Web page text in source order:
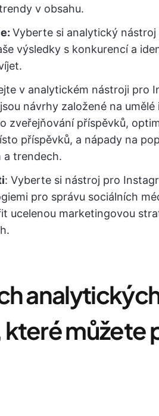
v obsahu.
Vyberte si analytický
výsledky s konkurencí a
v analytickém nástroji pro
návrhy založené na
zveřejňování příspěvků,
příspěvků, a nápady na
a trendech.
: Vyberte si nástroj pro
pro správu sociálních
ucelenou marketingovou
můžete